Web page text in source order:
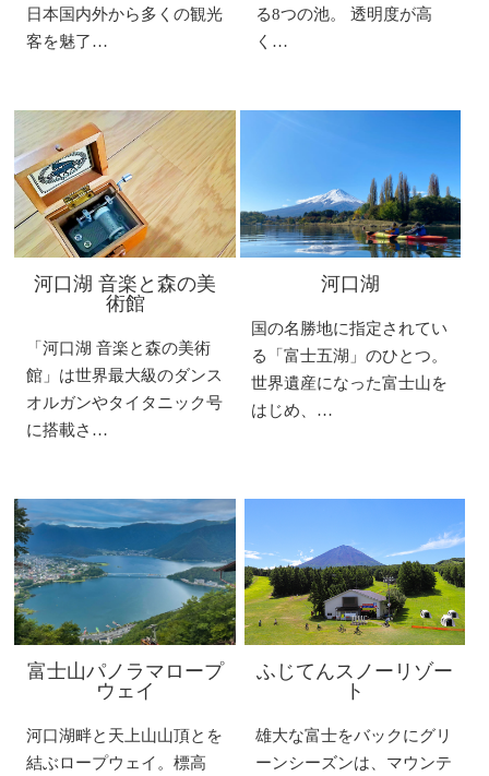
日本国内外から多くの観光
客を魅了…
る8つの池。 透明度が高
く…
河口湖 音楽と森の美
術館
「河口湖 音楽と森の美術
館」は世界最大級のダンス
オルガンやタイタニック号
に搭載さ…
河口湖
国の名勝地に指定されてい
る「富士五湖」のひとつ。
世界遺産になった富士山を
はじめ、…
富士山パノラマロープ
ウェイ
河口湖畔と天上山山頂とを
結ぶロープウェイ。標高
ふじてんスノーリゾー
ト
雄大な富士をバックにグリ
ーンシーズンは、マウンテ